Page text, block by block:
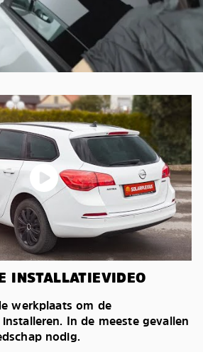
INSTALLATIEVIDEO
werkplaats om de
In de meeste gevallen
nodig.